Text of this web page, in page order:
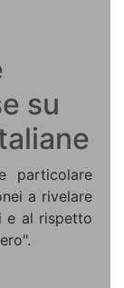
su
particolare
a rivelare
e al rispetto